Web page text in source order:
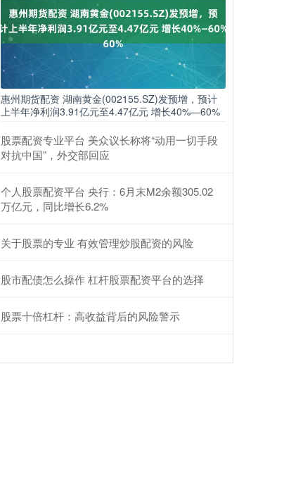
惠州期货配资 湖南黄金(002155.SZ)发预增，预计
上半年净利润3.91亿元至4.47亿元 增长40%—60%
股票配资专业平台 美众议长称将“动用一切手段
对抗中国”，外交部回应
个人股票配资平台 央行：6月末M2余额305.02
万亿元，同比增长6.2%
关于股票的专业 有效管理炒股配资的风险
股市配债怎么操作 杠杆股票配资平台的选择
股票十倍杠杆：高收益背后的风险警示